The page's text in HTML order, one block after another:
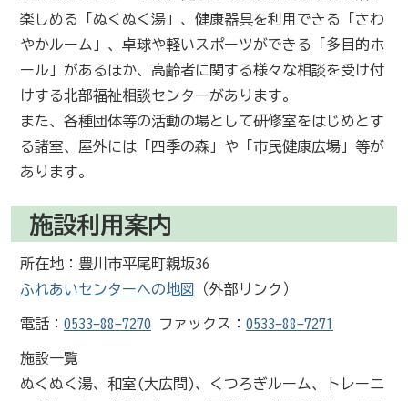
楽しめる「ぬくぬく湯」、健康器具を利用できる「さわ
やかルーム」、卓球や軽いスポーツができる「多目的ホ
ール」があるほか、高齢者に関する様々な相談を受け付
けする北部福祉相談センターがあります。
また、各種団体等の活動の場として研修室をはじめとす
る諸室、屋外には「四季の森」や「市民健康広場」等が
あります。
施設利用案内
所在地：豊川市平尾町親坂36
ふれあいセンターへの地図
（外部リンク）
電話： 0533-88-7270 ファックス： 0533-88-7271
施設一覧
ぬくぬく湯、和室(大広間)、くつろぎルーム、トレーニ